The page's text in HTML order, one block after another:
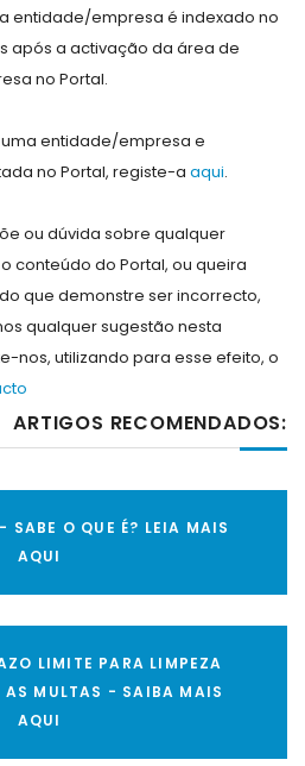
entidade/empresa é indexado no
após a activação da área de
no Portal.
entidade/empresa e
no Portal, registe-a aqui.
ou dúvida sobre qualquer
conteúdo do Portal, ou queira
que demonstre ser incorrecto,
qualquer sugestão nesta
nos, utilizando para esse efeito, o
ARTIGOS RECOMENDADOS:
O QUE É? LEIA MAIS
AQUI
LIMITE PARA LIMPEZA
AS MULTAS - SAIBA MAIS
AQUI